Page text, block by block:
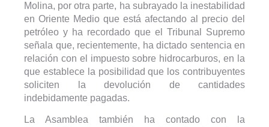
Molina, por otra parte, ha subrayado la inestabilidad
en Oriente Medio que está afectando al precio del
petróleo y ha recordado que el Tribunal Supremo
señala que, recientemente, ha dictado sentencia en
relación con el impuesto sobre hidrocarburos, en la
que establece la posibilidad que los contribuyentes
soliciten la devolución de cantidades
indebidamente pagadas.
La Asamblea también ha contado con la